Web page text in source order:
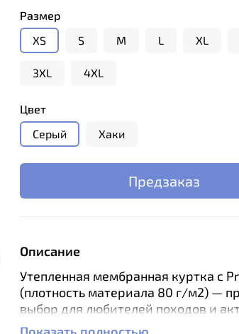
Размер
XS
S M L XL
3XL 4XL
Цвет
Серый
Хаки
Предзаказ
Описание
Утепленная мембранная куртка с
(плотность материала 80 г/м2) —
выбор для любителей походов и
на природе при умеренных низких